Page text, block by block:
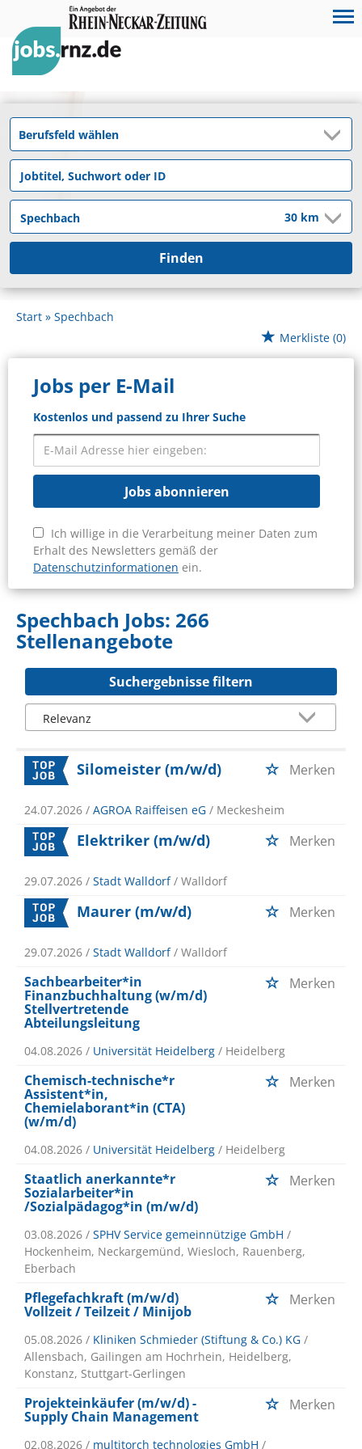
Finden
Start
Spechbach
Merkliste (0)
Jobs per E-Mail
Kostenlos und passend zu Ihrer Suche
Jobs abonnieren
Ich willige in die Verarbeitung meiner Daten zum
Erhalt des Newsletters gemäß der
Datenschutzinformationen ein.
Spechbach Jobs: 266
Stellenangebote
Suchergebnisse filtern
Silomeister (m/w/d) Merken
24.07.2026 / AGROA Raiffeisen eG / Meckesheim
Elektriker (m/w/d) Merken
29.07.2026 / Stadt Walldorf / Walldorf
Maurer (m/w/d) Merken
29.07.2026 / Stadt Walldorf / Walldorf
Sachbearbeiter*in
Finanzbuchhaltung (w/m/d)
Stellvertretende
Abteilungsleitung
Merken
04.08.2026 / Universität Heidelberg / Heidelberg
Chemisch-technische*r
Assistent*in,
Chemielaborant*in (CTA)
(w/m/d)
Merken
04.08.2026 / Universität Heidelberg / Heidelberg
Staatlich anerkannte*r
Sozialarbeiter*in
/Sozialpädagog*in (m/w/d)
Merken
03.08.2026 / SPHV Service gemeinnützige GmbH /
Hockenheim, Neckargemünd, Wiesloch, Rauenberg,
Eberbach
Pflegefachkraft (m/w/d)
Vollzeit / Teilzeit / Minijob
Merken
05.08.2026 / Kliniken Schmieder (Stiftung & Co.) KG /
Allensbach, Gailingen am Hochrhein, Heidelberg,
Konstanz, Stuttgart-Gerlingen
Projekteinkäufer (m/w/d) -
Supply Chain Management
Merken
02.08.2026 / multitorch technologies GmbH /